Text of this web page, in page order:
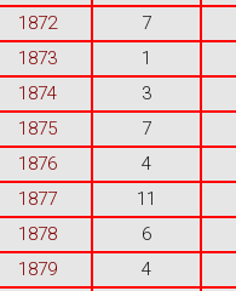
1872
7
1873
1
1874
3
1875
7
1876
4
1877
11
1878
6
1879
4